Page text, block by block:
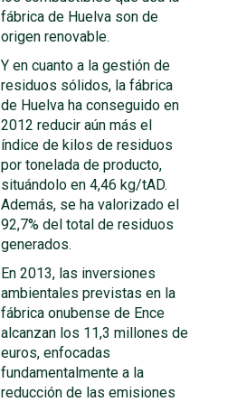
fábrica de Huelva son de
origen renovable.
Y en cuanto a la gestión de
residuos sólidos, la fábrica
de Huelva ha conseguido en
2012 reducir aún más el
índice de kilos de residuos
por tonelada de producto,
situándolo en 4,46 kg/tAD.
Además, se ha valorizado el
92,7% del total de residuos
generados.
En 2013, las inversiones
ambientales previstas en la
fábrica onubense de Ence
alcanzan los 11,3 millones de
euros, enfocadas
fundamentalmente a la
reducción de las emisiones